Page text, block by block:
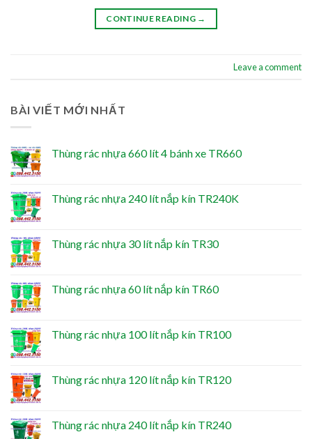
CONTINUE READING →
Leave a comment
BÀI VIẾT MỚI NHẤT
Thùng rác nhựa 660 lít 4 bánh xe TR660
Thùng rác nhựa 240 lít nắp kín TR240K
Thùng rác nhựa 30 lít nắp kín TR30
Thùng rác nhựa 60 lít nắp kín TR60
Thùng rác nhựa 100 lít nắp kín TR100
Thùng rác nhựa 120 lít nắp kín TR120
Thùng rác nhựa 240 lít nắp kín TR240